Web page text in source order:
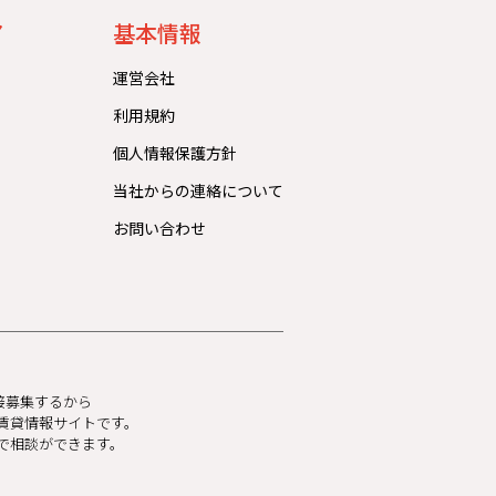
基本情報
運営会社
利用規約
個人情報保護方針
当社からの連絡について
お問い合わせ
募集するから
情報サイトです。
談ができます。